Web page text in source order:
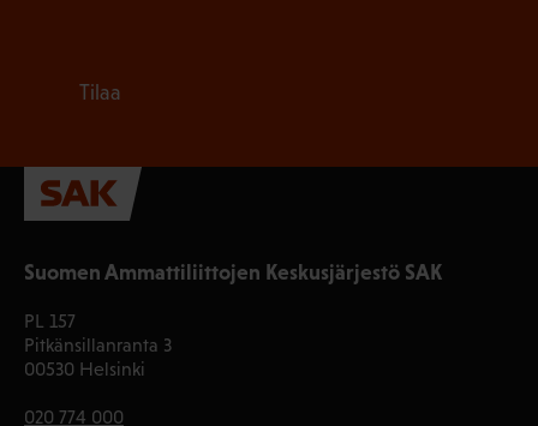
Suomen Ammattiliittojen Keskusjärjestö SAK
PL 157
Pitkänsillanranta 3
00530 Helsinki
020 774 000
Tilaa